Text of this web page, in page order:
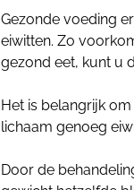
Gezonde voeding
eiwitten. Zo
gezond eet, kunt u
Het is belangrijk
lichaam genoeg
Door de